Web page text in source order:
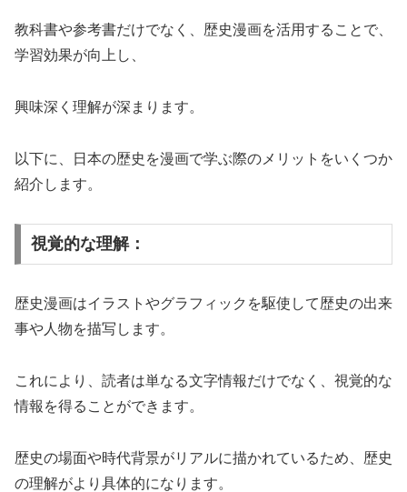
教科書や参考書だけでなく、歴史漫画を活用することで、
学習効果が向上し、
興味深く理解が深まります。
以下に、日本の歴史を漫画で学ぶ際のメリットをいくつか
紹介します。
視覚的な理解：
歴史漫画はイラストやグラフィックを駆使して歴史の出来
事や人物を描写します。
これにより、読者は単なる文字情報だけでなく、視覚的な
情報を得ることができます。
歴史の場面や時代背景がリアルに描かれているため、歴史
の理解がより具体的になります。